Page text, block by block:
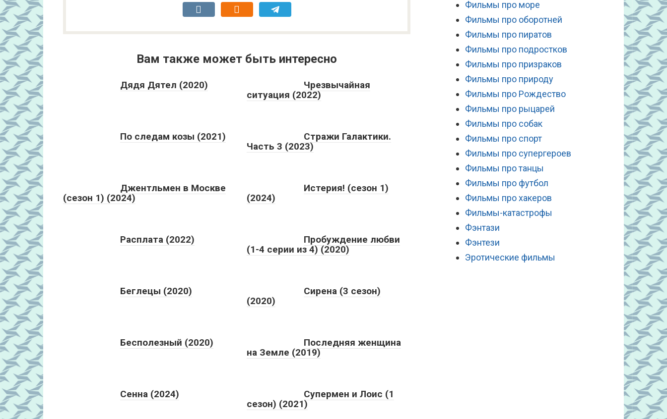
Вам также может быть интересно
Дядя Дятел (2020)
Чрезвычайная
ситуация (2022)
По следам козы (2021)
Стражи Галактики.
Часть 3 (2023)
Джентльмен в Москве
(сезон 1) (2024)
Истерия! (сезон 1)
(2024)
Расплата (2022)
Пробуждение любви
(1-4 серии из 4) (2020)
Беглецы (2020)
Сирена (3 сезон)
(2020)
Бесполезный (2020)
Последняя женщина
на Земле (2019)
Сенна (2024)
Супермен и Лоис (1
сезон) (2021)
Фильмы про море
Фильмы про оборотней
Фильмы про пиратов
Фильмы про подростков
Фильмы про призраков
Фильмы про природу
Фильмы про Рождество
Фильмы про рыцарей
Фильмы про собак
Фильмы про спорт
Фильмы про супергероев
Фильмы про танцы
Фильмы про футбол
Фильмы про хакеров
Фильмы-катастрофы
Фэнтази
Фэнтези
Эротические фильмы